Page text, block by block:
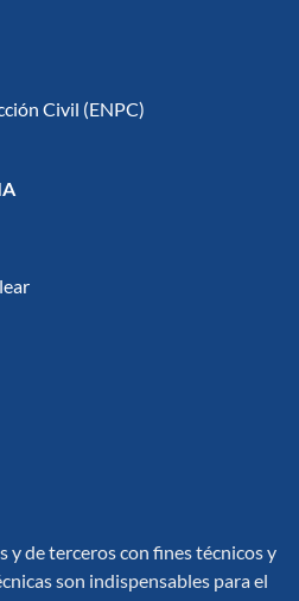
Civil (ENPC)
y de terceros con fines técnicos y
son indispensables para el